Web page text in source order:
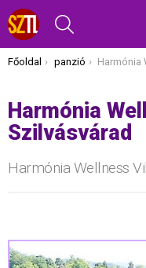
Itt vagy most:
Főoldal panzió Harmónia Wellness Villa
Harmónia
Szilvásvárad
Harmónia Wellness